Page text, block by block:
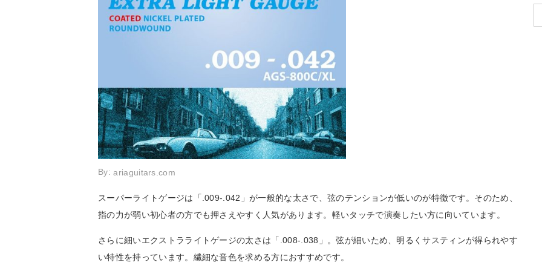
By:ariaguitars.com
スーパーライトゲージは「.009-.042」が一般的な太さで、弦のテンションが低いのが特徴です。そのため、
指の力が弱い初心者の方でも押さえやすく人気があります。軽いタッチで演奏したい方に向いています。
さらに細いエクストラライトゲージの太さは「.008-.038」。弦が細いため、明るくサスティンが得られやす
い特性を持っています。繊細な音色を求める方におすすめです。